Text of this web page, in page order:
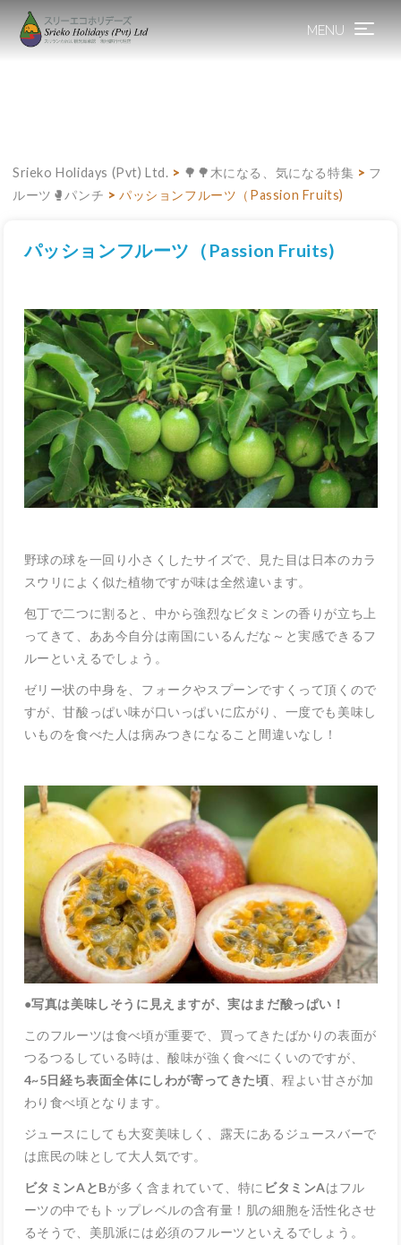
MENU Toggle
Srieko Holidays (Pvt) Ltd. > 🌳🌳木になる、気になる特集 > フ
ルーツ🥊パンチ >パッションフルーツ（Passion Fruits)
パッションフルーツ（Passion Fruits)
野球の球を一回り小さくしたサイズで、見た目は日本のカラ
スウリによく似た植物ですが味は全然違います。
包丁で二つに割ると、中から強烈なビタミンの香りが立ち上
ってきて、ああ今自分は南国にいるんだな～と実感できるフ
ルーといえるでしょう。
ゼリー状の中身を、フォークやスプーンですくって頂くので
すが、甘酸っぱい味が口いっぱいに広がり、一度でも美味し
いものを食べた人は病みつきになること間違いなし！
●写真は美味しそうに見えますが、実はまだ酸っぱい！
このフルーツは食べ頃が重要で、買ってきたばかりの表面が
つるつるしている時は、酸味が強く食べにくいのですが、
4~5日経ち表面全体にしわが寄ってきた頃 、程よい甘さが加
わり食べ頃となります。
ジュースにしても大変美味しく、露天にあるジュースバーで
は庶民の味として大人気です。
ビタミンAとBが多く含まれていて、特に ビタミンAはフル
ーツの中でもトップレベルの含有量！肌の細胞を活性化させ
るそうで、美肌派には必須のフルーツといえるでしょう。